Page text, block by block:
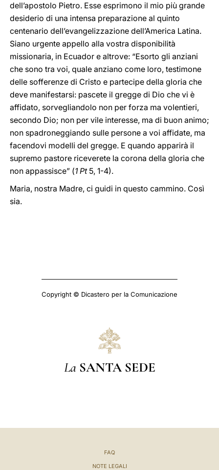
dell’apostolo Pietro. Esse esprimono il mio più grande
desiderio di una intensa preparazione al quinto
centenario dell’evangelizzazione dell’America Latina.
Siano urgente appello alla vostra disponibilità
missionaria, in Ecuador e altrove: “Esorto gli anziani
che sono tra voi, quale anziano come loro, testimone
delle sofferenze di Cristo e partecipe della gloria che
deve manifestarsi: pascete il gregge di Dio che vi è
affidato, sorvegliandolo non per forza ma volentieri,
secondo Dio; non per vile interesse, ma di buon animo;
non spadroneggiando sulle persone a voi affidate, ma
facendovi modelli del gregge. E quando apparirà il
supremo pastore riceverete la corona della gloria che
non appassisce” (1 Pt5, 1-4).
Maria, nostra Madre, ci guidi in questo cammino. Così
sia.
Copyright © Dicastero per la Comunicazione
La SANTA SEDE
FAQ
NOTE LEGALI